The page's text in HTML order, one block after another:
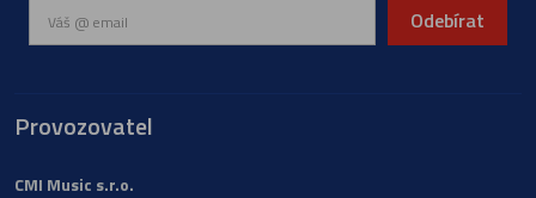
Odebírat
Provozovatel
CMI Music s.r.o.